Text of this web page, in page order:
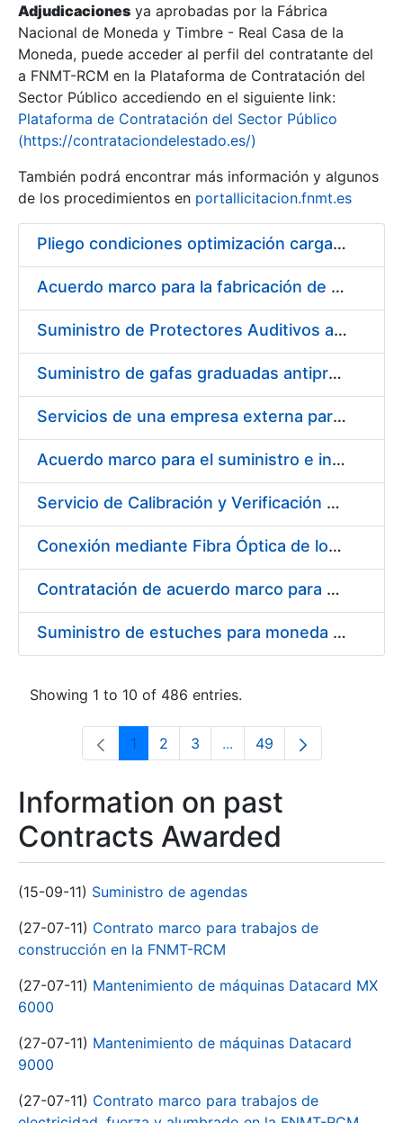
Show/Hide
Adjudicaciones ya aprobadas por la Fábrica
Nacional de Moneda y Timbre - Real Casa de la
Moneda, puede acceder al perfil del contratante del
a FNMT-RCM en la Plataforma de Contratación del
Sector Público accediendo en el siguiente link:
Plataforma de Contratación del Sector Público
(https://contrataciondelestado.es/)
También podrá encontrar más información y algunos
de los procedimientos en portallicitacion.fnmt.es
Pliego condiciones optimización cargas compras firmado
Acuerdo marco para la fabricación de piezas
Suministro de Protectores Auditivos a medida para las personas trabajadoras de los Centros de Trabajo de Madrid y Burgos
Suministro de gafas graduadas antiproyecciones para los trabajadores de la FNMT-RCM en los centros de trabajo de Madrid y Burgos
Servicios de una empresa externa para el asesoramiento y resolución de los recursos de alzada que se presentan relacionados con procesos de selección para la FNMT-RCM
Acuerdo marco para el suministro e instalación de persianas, estores y otros complementos
Servicio de Calibración y Verificación Externa de los Equipos de Medición del Servicio de Prevención de la FNMT-RCM
Conexión mediante Fibra Óptica de los Centros de Proceso de Datos (CPDs) de las sedes de la FNMT-RCM de Burgos y Madrid
Contratación de acuerdo marco para el Suministro de Material de Electricidad para la Fábrica Nacional de Moneda y Timbre-Real Casa de la Moneda en su centro de trabajo de Burgos
Suministro de estuches para moneda de 30 €
Showing 1 to 10 of 486 entries.
Page
1 Page
2 Page
3 ...Intermediate Pages Use
Page
49
Information on past
Contracts Awarded
(15-09-11) Suministro de agendas
(27-07-11) Contrato marco para trabajos de
construcción en la FNMT-RCM
(27-07-11) Mantenimiento de máquinas Datacard MX
6000
(27-07-11) Mantenimiento de máquinas Datacard
9000
(27-07-11) Contrato marco para trabajos de